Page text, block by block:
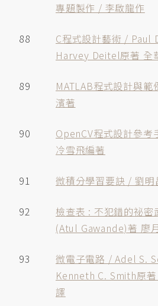
專題製作 / 李啟龍作
88
C程式設計藝術 / Paul
Harvey Deitel原著 全
89
MATLAB程式設計與
濱著
90
OpenCV程式設計參考
冷雪飛編著
91 微積分學習要訣 / 劉明
92
檢查表 : 不犯錯的祕密
(Atul Gawande)著 廖
93
微電子電路 / Adel S.
Kenneth C. Smith原
譯